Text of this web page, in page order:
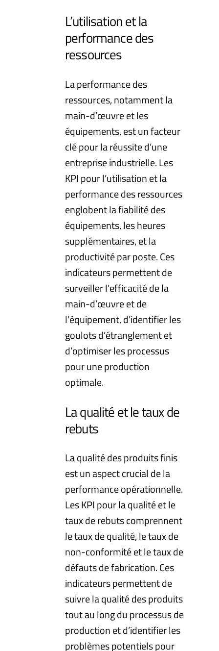
L’utilisation et la
performance des
ressources
La performance des
ressources, notamment la
main-d’œuvre et les
équipements, est un facteur
clé pour la réussite d’une
entreprise industrielle. Les
KPI pour l’utilisation et la
performance des ressources
englobent la fiabilité des
équipements, les heures
supplémentaires, et la
productivité par poste. Ces
indicateurs permettent de
surveiller l’efficacité de la
main-d’œuvre et de
l’équipement, d’identifier les
goulots d’étranglement et
d’optimiser les processus
pour une production
optimale.
La qualité et le taux de
rebuts
La qualité des produits finis
est un aspect crucial de la
performance opérationnelle.
Les KPI pour la qualité et le
taux de rebuts comprennent
le taux de qualité, le taux de
non-conformité et le taux de
défauts de fabrication. Ces
indicateurs permettent de
suivre la qualité des produits
tout au long du processus de
production et d’identifier les
problèmes potentiels pour